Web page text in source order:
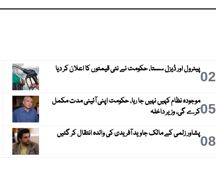
02پیٹرول اور ڈیزل سستا، حکومت نے نئی قیمتوں کا اعلان کر دیا
05موجودہ نظام کہیں نہیں جا رہا، حکومت اپنی آئینی مدت مکمل
کرے گی، وزیر داخلہ
08پشاور زلمی کے مالک جاوید آفریدی کی والدہ انتقال کر گئیں